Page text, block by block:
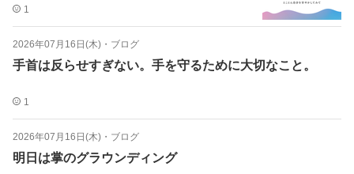
1
2026年07月16日(木) ・ ブログ
手首は反らせすぎない。手を守るために大切なこと。
1
2026年07月16日(木) ・ ブログ
明日は掌のグラウンディング